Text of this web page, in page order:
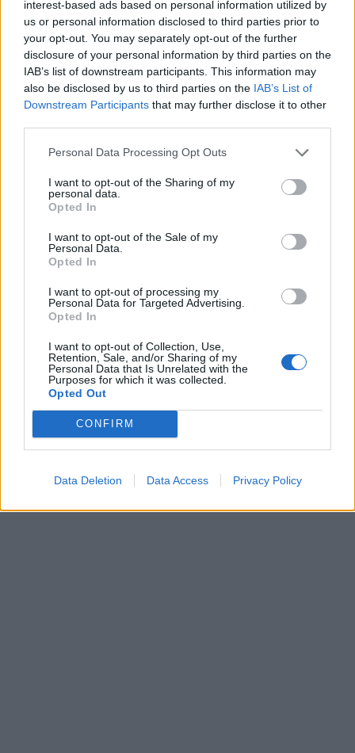
interest-based ads based on personal information utilized by
us or personal information disclosed to third parties prior to
your opt-out. You may separately opt-out of the further
disclosure of your personal information by third parties on the
IAB’s list of downstream participants. This information may
also be disclosed by us to third parties on the IAB’s List of
Downstream Participants that may further disclose it to other
Personal Data Processing Opt Outs
I want to opt-out of the Sharing of my
personal data.
Opted In
I want to opt-out of the Sale of my
Personal Data.
Opted In
I want to opt-out of processing my
Personal Data for Targeted Advertising.
Opted In
I want to opt-out of Collection, Use,
Retention, Sale, and/or Sharing of my
Personal Data that Is Unrelated with the
Purposes for which it was collected.
Opted Out
CONFIRM
Data Deletion Data Access Privacy Policy
In evidenza